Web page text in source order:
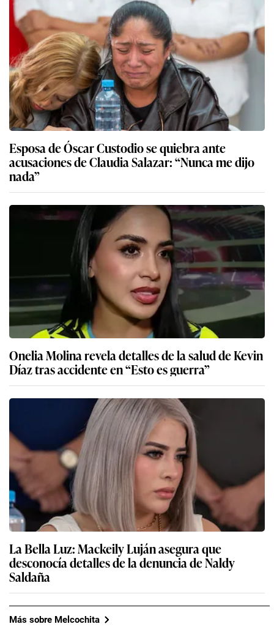
Esposa de Óscar Custodio se quiebra ante
acusaciones de Claudia Salazar: “Nunca me dijo
nada”
Onelia Molina revela detalles de la salud de Kevin
Díaz tras accidente en “Esto es guerra”
La Bella Luz: Mackeily Luján asegura que
desconocía detalles de la denuncia de Naldy
Saldaña
Más sobre Melcochita